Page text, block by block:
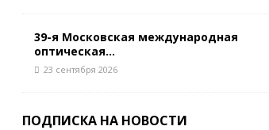
39-я Московская международная
оптическая...
23 сентября 2026
ПОДПИСКА НА НОВОСТИ